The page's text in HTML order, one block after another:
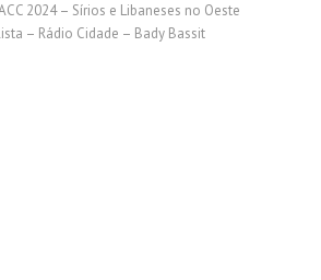
2024 – Sírios e Libaneses no Oeste
– Rádio Cidade – Bady Bassit